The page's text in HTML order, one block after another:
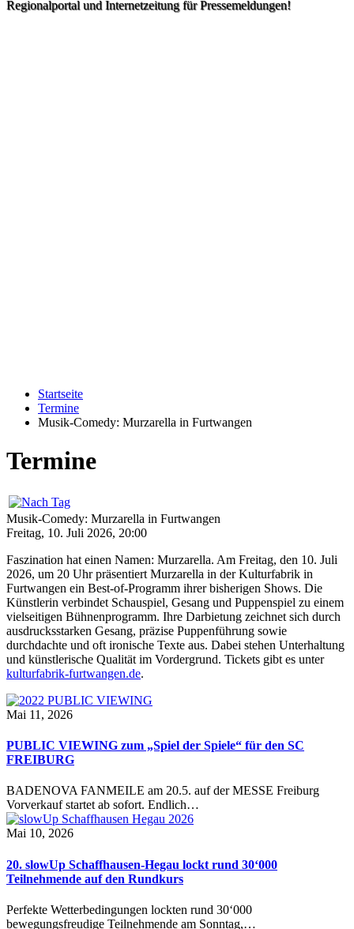
Regionalportal und Internetzeitung für Pressemeldungen!
Startseite
Termine
Musik-Comedy: Murzarella in Furtwangen
Termine
Musik-Comedy: Murzarella in Furtwangen
Freitag, 10. Juli 2026, 20:00
Faszination hat einen Namen: Murzarella. Am Freitag, den 10. Juli
2026, um 20 Uhr präsentiert Murzarella in der Kulturfabrik in
Furtwangen ein Best-of-Programm ihrer bisherigen Shows. Die
Künstlerin verbindet Schauspiel, Gesang und Puppenspiel zu einem
vielseitigen Bühnenprogramm. Ihre Darbietung zeichnet sich durch
ausdrucksstarken Gesang, präzise Puppenführung sowie
durchdachte und oft ironische Texte aus. Dabei stehen Unterhaltung
und künstlerische Qualität im Vordergrund. Tickets gibt es unter
kulturfabrik-furtwangen.de.
Mai 11, 2026
PUBLIC VIEWING zum „Spiel der Spiele“ für den SC
FREIBURG
BADENOVA FANMEILE am 20.5. auf der MESSE Freiburg
Vorverkauf startet ab sofort. Endlich…
Mai 10, 2026
20. slowUp Schaffhausen-Hegau lockt rund 30‘000
Teilnehmende auf den Rundkurs
Perfekte Wetterbedingungen lockten rund 30‘000
bewegungsfreudige Teilnehmende am Sonntag,…